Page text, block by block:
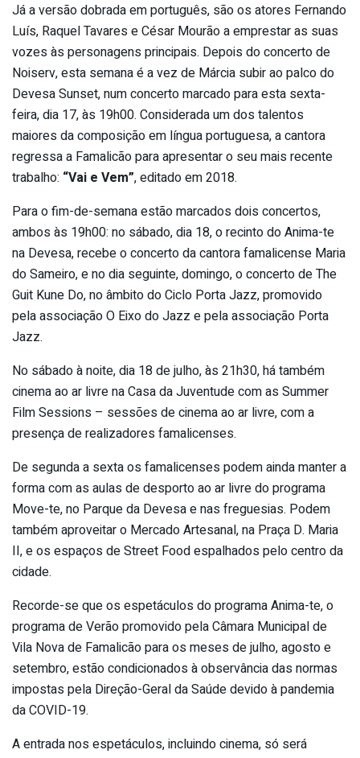
Já a versão dobrada em português, são os atores Fernando
Luís, Raquel Tavares e César Mourão a emprestar as suas
vozes às personagens principais. Depois do concerto de
Noiserv, esta semana é a vez de Márcia subir ao palco do
Devesa Sunset, num concerto marcado para esta sexta-
feira, dia 17, às 19h00. Considerada um dos talentos
maiores da composição em língua portuguesa, a cantora
regressa a Famalicão para apresentar o seu mais recente
trabalho: “Vai e Vem”, editado em 2018.
Para o fim-de-semana estão marcados dois concertos,
ambos às 19h00: no sábado, dia 18, o recinto do Anima-te
na Devesa, recebe o concerto da cantora famalicense Maria
do Sameiro, e no dia seguinte, domingo, o concerto de The
Guit Kune Do, no âmbito do Ciclo Porta Jazz, promovido
pela associação O Eixo do Jazz e pela associação Porta
Jazz.
No sábado à noite, dia 18 de julho, às 21h30, há também
cinema ao ar livre na Casa da Juventude com as Summer
Film Sessions – sessões de cinema ao ar livre, com a
presença de realizadores famalicenses.
De segunda a sexta os famalicenses podem ainda manter a
forma com as aulas de desporto ao ar livre do programa
Move-te, no Parque da Devesa e nas freguesias. Podem
também aproveitar o Mercado Artesanal, na Praça D. Maria
II, e os espaços de Street Food espalhados pelo centro da
cidade.
Recorde-se que os espetáculos do programa Anima-te, o
programa de Verão promovido pela Câmara Municipal de
Vila Nova de Famalicão para os meses de julho, agosto e
setembro, estão condicionados à observância das normas
impostas pela Direção-Geral da Saúde devido à pandemia
da COVID-19.
A entrada nos espetáculos, incluindo cinema, só será